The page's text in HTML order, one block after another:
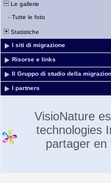
Le gallerie
- Tutte le foto
Statistiche
I siti di migrazione
Risorse e links
Il Gruppo di studio della
I partners
VisioNature
technologies
partager en